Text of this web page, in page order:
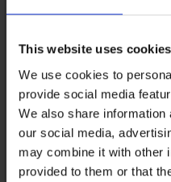
This website uses cookies
We use cookies to
provide social media
We also share
our social media,
may combine it with other
provided to them or that